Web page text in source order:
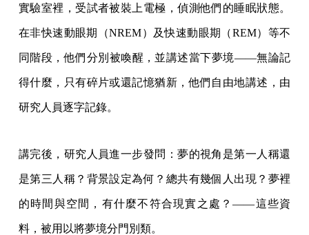
實驗室裡，受試者被裝上電極，偵測他們的睡眠狀態。
在非快速動眼期（NREM）及快速動眼期（REM）等不
同階段，他們分別被喚醒，並講述當下夢境——無論記
得什麼，只有碎片或還記憶猶新，他們自由地講述，由
研究人員逐字記錄。
講完後，研究人員進一步發問：夢的視角是第一人稱還
是第三人稱？背景設定為何？總共有幾個人出現？夢裡
的時間與空間，有什麼不符合現實之處？——這些資
料，被用以將夢境分門別類。